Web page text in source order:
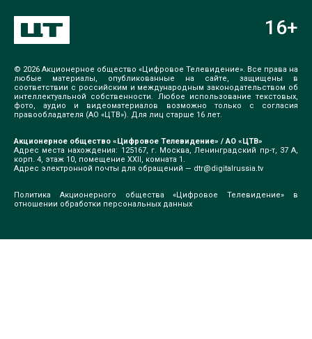
© 2026 Акционерное общество «Цифровое Телевидение». Все права на
любые материалы, опубликованные на сайте, защищены в
соответствии с российским и международным законодательством об
интеллектуальной собственности. Любое использование текстовых,
фото, аудио и видеоматериалов возможно только с согласия
правообладателя (АО «ЦТВ»). Для лиц старше 16 лет.
Акционерное общество «Цифровое Телевидение» / АО «ЦТВ»
Адрес места нахождения: 125167, г. Москва, Ленинградский пр-т, 37 А,
корп. 4, этаж 10, помещение XXII, комната 1.
Адрес электронной почты для обращений — dtr@digitalrussia.tv
Политика Акционерного общества «Цифровое Телевидение» в
отношении обработки персональных данных
16+